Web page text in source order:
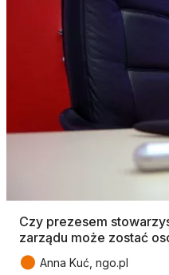
Czy prezesem
zarządu może zostać
● Anna Kuć, ngo.pl